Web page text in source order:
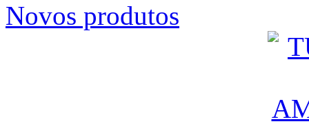
Novos produtos